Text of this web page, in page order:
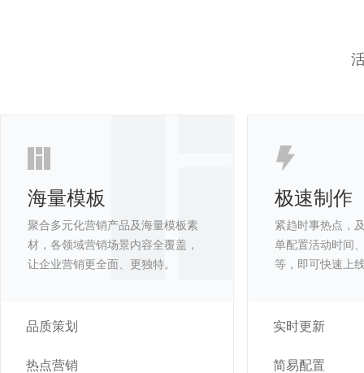
海量模板
聚合多元化营销产品及海量模板素
材，各领域营销场景内容全覆盖，
让企业营销更全面、更独特。
品质策划
热点营销
极速制作
紧趋时事热点，
单配置活动时间
等，即可快速上
实时更新
简易配置